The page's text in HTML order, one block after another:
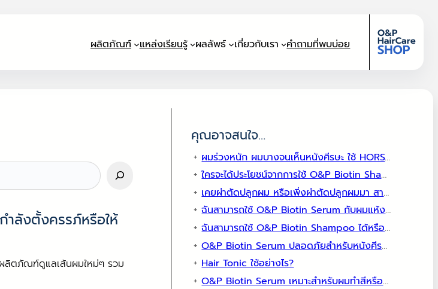
ผลิตภัณฑ์ แหล่งเรียนรู้ ผลลัพธ์ เกี่ยวกับเรา คำถามที่พบบ่อย
ลังตั้งครรภ์หรือให้
ลิตภัณฑ์ดูแลเส้นผมใหม่ๆ รวม
คุณอาจสนใจ…
ผมร่วงหนัก ผมบางจนเห็นหนังศีรษะ ใช้ HORSY Pro แล้วจะเห็นผลไหม?
ใครจะได้ประโยชน์จากการใช้ O&P Biotin Shampoo?
เคยผ่าตัดปลูกผม หรือเพิ่งผ่าตัดปลูกผมมา สามารถใช้ HORSY On ได้ไหม?
ฉันสามารถใช้ O&P Biotin Serum กับผมแห้งได้หรือไม่?
ฉันสามารถใช้ O&P Biotin Shampoo ได้หรือไม่ หากฉันใช้ผลิตภัณฑ์ปลูกผมอื่นๆ อยู่แล้ว?
O&P Biotin Serum ปลอดภัยสำหรับหนังศีรษะที่บอบบางหรือไม่?
Hair Tonic ใช้อย่างไร?
O&P Biotin Serum เหมาะสำหรับผมทำสีหรือผมที่ผ่านการทำเคมีหรือไม่?